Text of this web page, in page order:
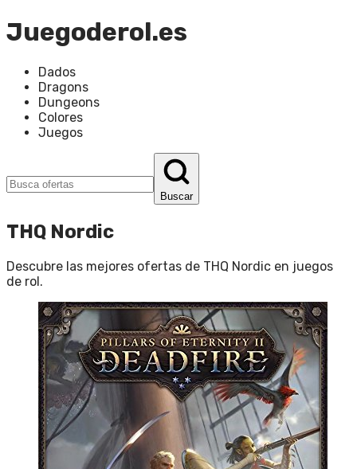
Juegoderol.es
Dados
Dragons
Dungeons
Colores
Juegos
Buscar
THQ Nordic
Descubre las mejores ofertas de THQ Nordic en juegos
de rol.